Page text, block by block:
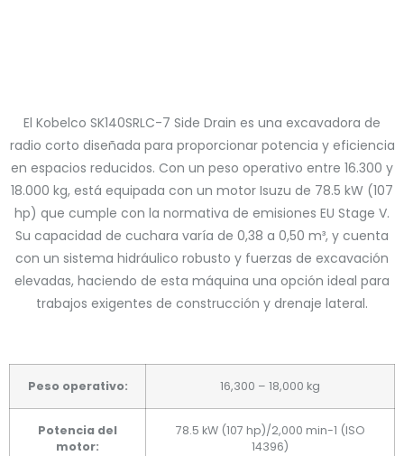
El Kobelco SK140SRLC-7 Side Drain es una excavadora de
radio corto diseñada para proporcionar potencia y eficiencia
en espacios reducidos. Con un peso operativo entre 16.300 y
18.000 kg, está equipada con un motor Isuzu de 78.5 kW (107
hp) que cumple con la normativa de emisiones EU Stage V.
Su capacidad de cuchara varía de 0,38 a 0,50 m³, y cuenta
con un sistema hidráulico robusto y fuerzas de excavación
elevadas, haciendo de esta máquina una opción ideal para
trabajos exigentes de construcción y drenaje lateral.
Peso operativo: 16,300 – 18,000 kg
Potencia del
motor:
78.5 kW (107 hp)/2,000 min-1 (ISO
14396)